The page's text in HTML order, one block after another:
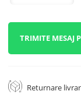
TRIMITE MESAJ
Returnare